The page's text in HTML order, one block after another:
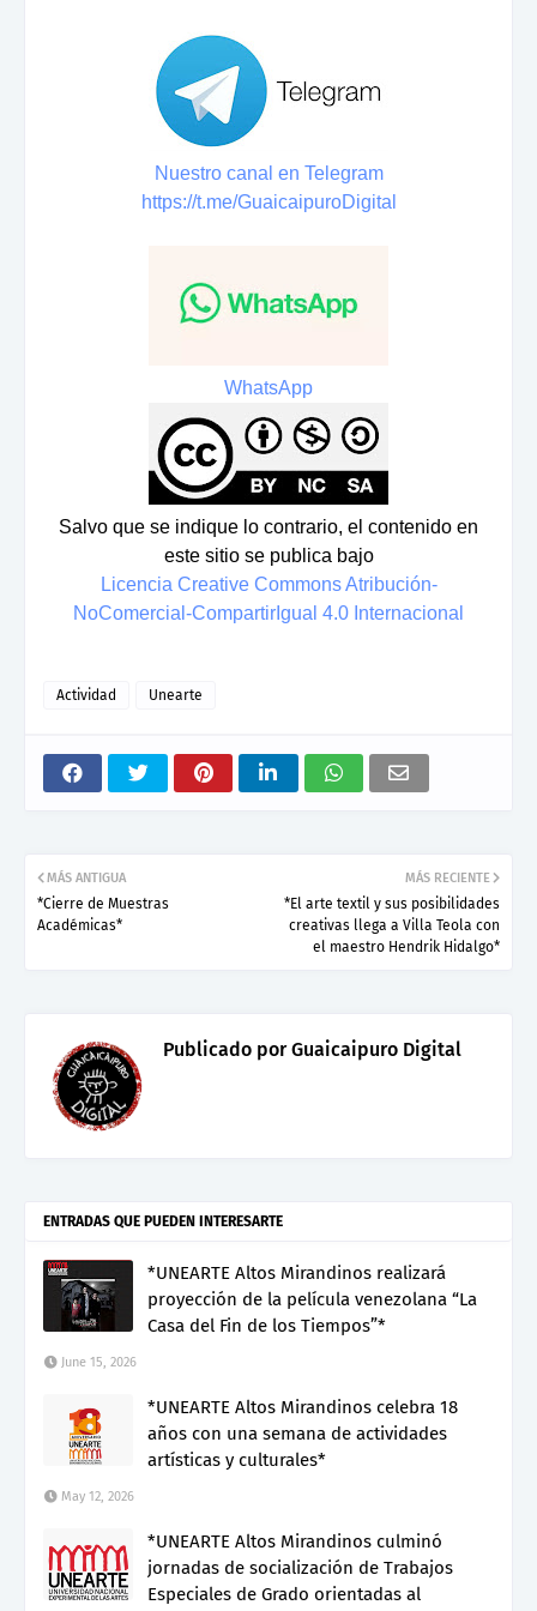
Nuestro canal en Telegram
https://t.me/GuaicaipuroDigital
WhatsApp
Salvo que se indique lo contrario, el contenido en
este sitio se publica bajo
Licencia Creative Commons Atribución-
NoComercial-CompartirIgual 4.0 Internacional
Actividad Unearte
MÁS RECIENTE
*El arte textil y sus posibilidades
creativas llega a Villa Teola con
el maestro Hendrik Hidalgo*
MÁS ANTIGUA
*Cierre de Muestras
Académicas*
Publicado porGuaicaipuro Digital
ENTRADAS QUE PUEDEN INTERESARTE
*UNEARTE Altos Mirandinos realizará
proyección de la película venezolana “La
Casa del Fin de los Tiempos”*
June 15, 2026
*UNEARTE Altos Mirandinos celebra 18
años con una semana de actividades
artísticas y culturales*
May 12, 2026
*UNEARTE Altos Mirandinos culminó
jornadas de socialización de Trabajos
Especiales de Grado orientadas al